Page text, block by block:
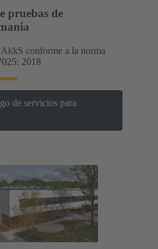
pruebas de
conforme a la norma
2018
de servicios para